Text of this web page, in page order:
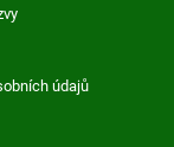
údajů